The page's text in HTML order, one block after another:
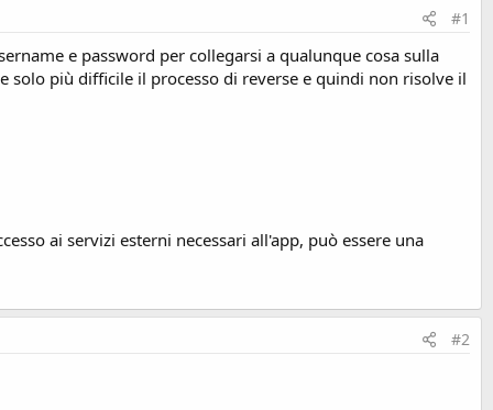
#1
e password per collegarsi a qualunque cosa sulla
più difficile il processo di reverse e quindi non risolve il
ai servizi esterni necessari all'app, può essere una
#2